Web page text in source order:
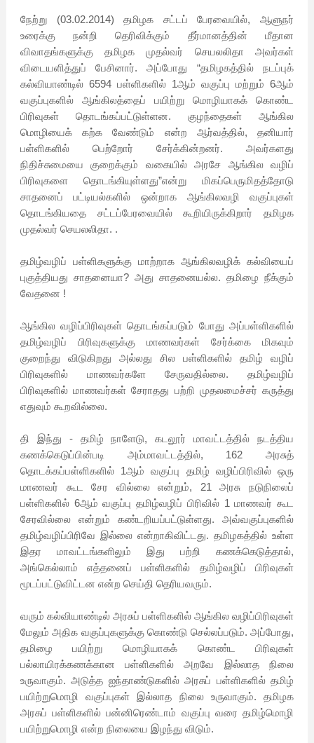
நேற்று (03.02.2014) தமிழக சட்டப் பேரவையில், ஆளுநர்
உரைக்கு நன்றி தெரிவிக்கும் தீர்மானத்தின் மீதான
விவாதங்களுக்கு தமிழக முதல்வர் செயலலிதா அவர்கள்
விடையளித்துப் பேசினார். அப்போது “தமிழகத்தில் நடப்புக்
கல்வியாண்டில் 6594 பள்ளிகளில் 1ஆம் வகுப்பு மற்றும் 6ஆம்
வகுப்புகளில் ஆங்கிலத்தைப் பயிற்று மொழியாகக் கொண்ட
பிரிவுகள் தொடங்கப்பட்டுள்ளன. குழந்தைகள் ஆங்கில
மொழியைக் கற்க வேண்டும் என்ற ஆர்வத்தில், தனியார்
பள்ளிகளில் பெற்றோர் சேர்க்கின்றனர். அவர்களது
நிதிச்சுமையை குறைக்கும் வகையில் அரசே ஆங்கில வழிப்
பிரிவுகளை தொடங்கியுள்ளது”என்று மிகப்பெருமிதத்தோடு
சாதனைப் பட்டியல்களில் ஒன்றாக ஆங்கிலவழி வகுப்புகள்
தொடங்கியதை சட்டப்பேரவையில் கூறியிருக்கிறார் தமிழக
முதல்வர் செயலலிதா. .
தமிழ்வழிப் பள்ளிகளுக்கு மாற்றாக ஆங்கிலவழிக் கல்வியைப்
புகுத்தியது சாதனையா? அது சாதனையல்ல. தமிழை நீக்கும்
வேதனை !
ஆங்கில வழிப்பிரிவுகள் தொடங்கப்படும் போது அப்பள்ளிகளில்
தமிழ்வழிப் பிரிவுகளுக்கு மாணவர்கள் சேர்க்கை மிகவும்
குறைந்து விடுகிறது அல்லது சில பள்ளிகளில் தமிழ் வழிப்
பிரிவுகளில் மாணவர்களே சேருவதில்லை. தமிழ்வழிப்
பிரிவுகளில் மாணவர்கள் சேராதது பற்றி முதலமைச்சர் கருத்து
எதுவும் கூறவில்லை.
தி இந்து - தமிழ் நாளேடு, கடலூர் மாவட்டத்தில் நடத்திய
கணக்கெடுப்பின்படி அம்மாவட்டத்தில், 162 அரசுத்
தொடக்கப்பள்ளிகளில் 1ஆம் வகுப்பு தமிழ் வழிப்பிரிவில் ஒரு
மாணவர் கூட சேர வில்லை என்றும், 21 அரசு நடுநிலைப்
பள்ளிகளில் 6ஆம் வகுப்பு தமிழ்வழிப் பிரிவில் 1 மாணவர் கூட
சேரவில்லை என்றும் கண்டறியப்பட்டுள்ளது. அவ்வகுப்புகளில்
தமிழ்வழிப்பிரிவே இல்லை என்றாகிவிட்டது. தமிழகத்தில் உள்ள
இதர மாவட்டங்களிலும் இது பற்றி கணக்கெடுத்தால்,
அங்கெல்லாம் எத்தனைப் பள்ளிகளில் தமிழ்வழிப் பிரிவுகள்
மூடப்பட்டுவிட்டன என்ற செய்தி தெரியவரும்.
வரும் கல்வியாண்டில் அரசுப் பள்ளிகளில் ஆங்கில வழிப்பிரிவுகள்
மேலும் அதிக வகுப்புகளுக்கு கொண்டு செல்லப்படும். அப்போது,
தமிழை பயிற்று மொழியாகக் கொண்ட பிரிவுகள்
பல்லாயிரக்கணக்கான பள்ளிகளில் அறவே இல்லாத நிலை
உருவாகும். அடுத்த ஐந்தாண்டுகளில் அரசுப் பள்ளிகளில் தமிழ்
பயிற்றுமொழி வகுப்புகள் இல்லாத நிலை உருவாகும். தமிழக
அரசுப் பள்ளிகளில் பன்னிரெண்டாம் வகுப்பு வரை தமிழ்மொழி
பயிற்றுமொழி என்ற நிலையை இழந்து விடும்.